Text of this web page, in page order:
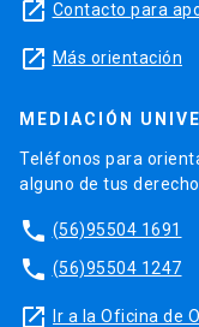
launch Contacto para
launch Más orientación
MEDIACIÓN
Teléfonos para
alguno de tus
phone (56)95504 1691
phone (56)95504 1247
launch Ir a la Oficina de